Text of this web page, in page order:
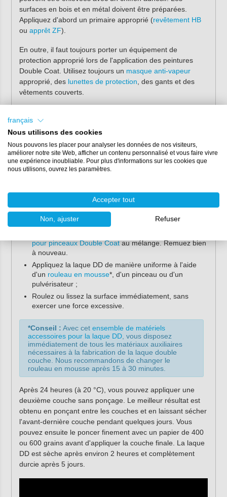
surfaces en bois et en métal doivent être préparées.
Appliquez d'abord un primaire approprié (revêtement HB
ou apprêt ZF).
En outre, il faut toujours porter un équipement de
protection approprié lors de l'application des peintures
Double Coat. Utilisez toujours un masque anti-vapeur
approprié, des lunettes de protection , des gants et des
vêtements couverts.
Ouvrez et remuez le composant de base et pesez la
propre. Utilisez toujours unebalance (numérique)pour
la pesée ;
Ajoutez ensuite le durcisseur dans le rapport correct
Mélangez délicatement les deux composants et raclez
bien le côté et le fond du récipient de mélange.
Laissez maintenant la laque réagir pendant 30
minutes ;
pour pinceaux Double Coatau mélange. Remuez bien
à nouveau.
Appliquez la laque DD de manière uniforme à l'aide
d'un rouleau en mousse*, d'un pinceau ou d'un
pulvérisateur ;
Roulez ou lissez la surface immédiatement, sans
exercer une force excessive.
*Conseil : Avec cet ensemble de matériels
accessoires pour la laque DD, vous disposez
immédiatement de tous les matériaux auxiliaires
nécessaires à la fabrication de la laque double
couche. Nous recommandons de changer le
rouleau en mousse après 15 à 30 minutes.
Après 24 heures (à 20 °C), vous pouvez appliquer une
deuxième couche sans ponçage. Le meilleur résultat est
obtenu en ponçant entre les couches et en laissant sécher
l'avant-dernière couche pendant quelques jours. Vous
pouvez ensuite le poncer finement avec un papier de 400
ou 600 grains avant d'appliquer la couche finale. La laque
DD est sèche après environ 2 heures et complètement
durcie après 5 jours.
français
Nous utilisons des cookies
Nous pouvons les placer pour analyser les données de nos visiteurs,
améliorer notre site Web, afficher un contenu personnalisé et vous faire vivre
une expérience inoubliable. Pour plus d'informations sur les cookies que
nous utilisons, ouvrez les paramètres.
Accepter tout
Non, ajuster Refuser